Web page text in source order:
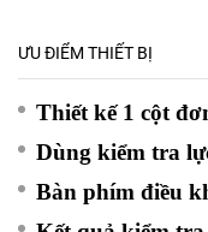
ƯU ĐIỂM THIẾT BỊ
Thiết kế 1 cột
Dùng kiểm tra
Bàn phím điều